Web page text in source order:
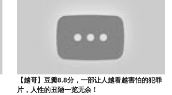
【越哥】豆瓣8.8分，一部让人越看越害怕的犯罪
片，人性的丑陋一览无余！